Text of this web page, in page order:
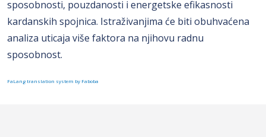
sposobnosti, pouzdanosti i energetske efikasnosti
kardanskih spojnica. Istraživanjima će biti obuhvaćena
analiza uticaja više faktora na njihovu radnu
sposobnost.
FaLang translation system by Faboba